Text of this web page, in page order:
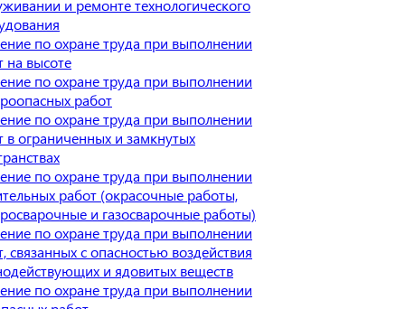
и ремонте технологического
по охране труда при выполнении
на высоте
по охране труда при выполнении
работ
по охране труда при выполнении
в ограниченных и замкнутых
по охране труда при выполнении
работ (окрасочные работы,
и газосварочные работы)
по охране труда при выполнении
связанных с опасностью воздействия
и ядовитых веществ
по охране труда при выполнении